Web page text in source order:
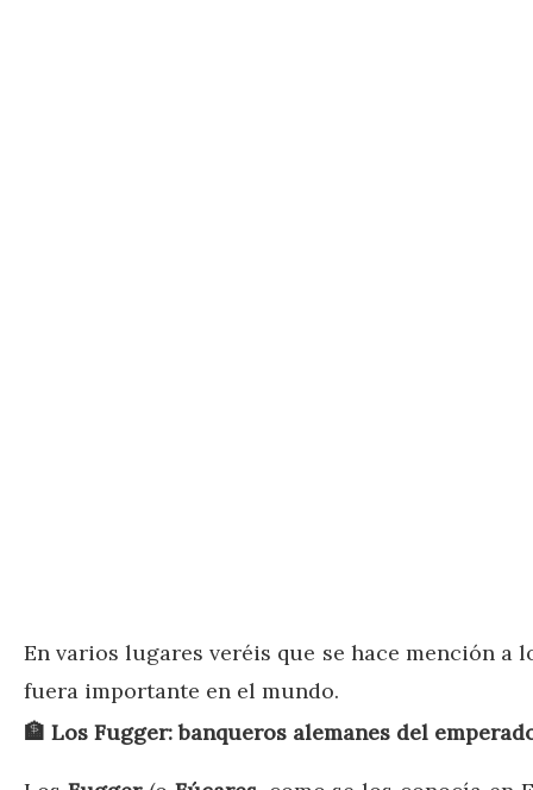
En varios lugares veréis que se hace mención a
fuera importante en el mundo.
🏦 Los Fugger: banqueros alemanes del